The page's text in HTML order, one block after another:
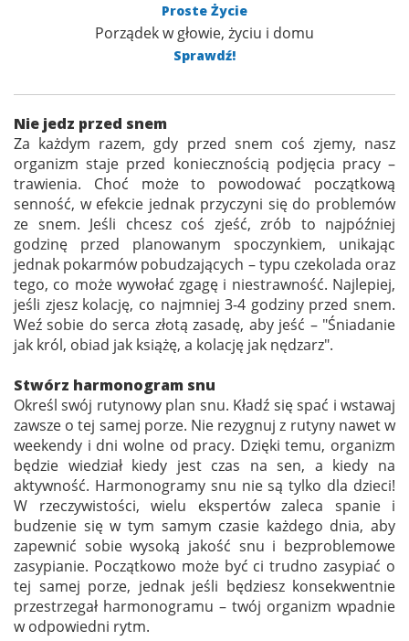
Proste Życie
Porządek w głowie, życiu i domu
Sprawdź!
Nie jedz przed snem
Za każdym razem, gdy przed snem coś zjemy, nasz
organizm staje przed koniecznością podjęcia pracy –
trawienia. Choć może to powodować początkową
senność, w efekcie jednak przyczyni się do problemów
ze snem. Jeśli chcesz coś zjeść, zrób to najpóźniej
godzinę przed planowanym spoczynkiem, unikając
jednak pokarmów pobudzających – typu czekolada oraz
tego, co może wywołać zgagę i niestrawność. Najlepiej,
jeśli zjesz kolację, co najmniej 3-4 godziny przed snem.
Weź sobie do serca złotą zasadę, aby jeść – "Śniadanie
jak król, obiad jak książę, a kolację jak nędzarz".
Stwórz harmonogram snu
Określ swój rutynowy plan snu. Kładź się spać i wstawaj
zawsze o tej samej porze. Nie rezygnuj z rutyny nawet w
weekendy i dni wolne od pracy. Dzięki temu, organizm
będzie wiedział kiedy jest czas na sen, a kiedy na
aktywność. Harmonogramy snu nie są tylko dla dzieci!
W rzeczywistości, wielu ekspertów zaleca spanie i
budzenie się w tym samym czasie każdego dnia, aby
zapewnić sobie wysoką jakość snu i bezproblemowe
zasypianie. Początkowo może być ci trudno zasypiać o
tej samej porze, jednak jeśli będziesz konsekwentnie
przestrzegał harmonogramu – twój organizm wpadnie
w odpowiedni rytm.